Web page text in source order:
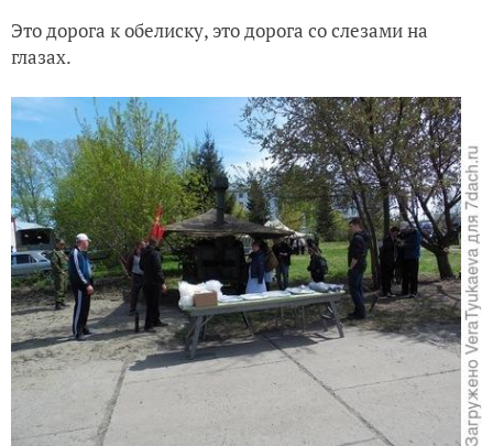
Это дорога к обелиску, это дорога со слезами на
глазах.